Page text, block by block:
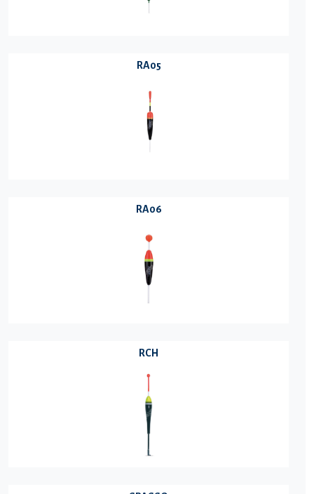
RA05
RA06
RCH